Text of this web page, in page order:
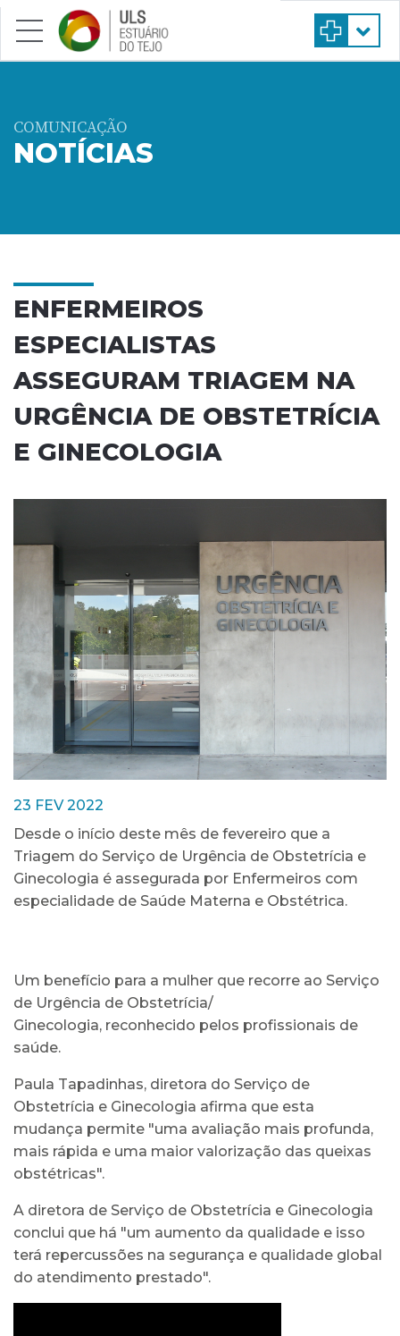
Saltar para conteúdo principal
COMUNICAÇÃO
NOTÍCIAS
ENFERMEIROS
ESPECIALISTAS
ASSEGURAM TRIAGEM NA
URGÊNCIA DE OBSTETRÍCIA
E GINECOLOGIA
23 FEV 2022
Desde o início deste mês de fevereiro que a
Triagem do Serviço de Urgência de Obstetrícia e
Ginecologia é assegurada por Enfermeiros com
especialidade de Saúde Materna e Obstétrica.
Um benefício para a mulher que recorre ao Serviço
de Urgência de Obstetrícia/
Ginecologia, reconhecido pelos profissionais de
saúde.
Paula Tapadinhas, diretora do Serviço de
Obstetrícia e Ginecologia afirma que esta
mudança permite "uma avaliação mais profunda,
mais rápida e uma maior valorização das queixas
obstétricas".
A diretora de Serviço de Obstetrícia e Ginecologia
conclui que há "um aumento da qualidade e isso
terá repercussões na segurança e qualidade global
do atendimento prestado".